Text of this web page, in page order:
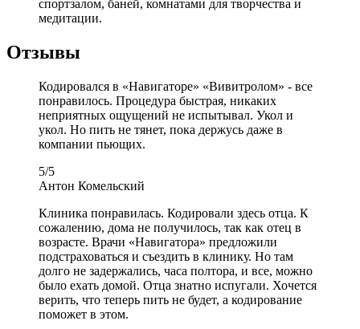
спортзалом, баней, комнатами для творчества и
медитации.
Отзывы
Кодировался в «Навигаторе» «Вивитролом» - все
понравилось. Процедура быстрая, никаких
неприятных ощущений не испытывал. Укол и
укол. Но пить не тянет, пока держусь даже в
компании пьющих.
5/5
Антон Комельский
Клиника понравилась. Кодировали здесь отца. К
сожалению, дома не получилось, так как отец в
возрасте. Врачи «Навигатора» предложили
подстраховаться и съездить в клинику. Но там
долго не задержались, часа полтора, и все, можно
было ехать домой. Отца знатно испугали. Хочется
верить, что теперь пить не будет, а кодирование
поможет в этом.